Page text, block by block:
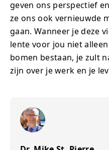
geven ons perspectief
ze ons ook vernieuwde
gaan. Wanneer je deze
lente voor jou niet
bomen bestaan, je zult
zijn over je werk en je